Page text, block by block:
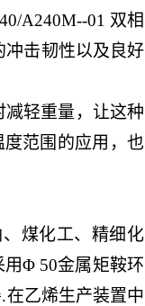
A240M--01 双相
冲击韧性以及良好
轻重量，让这种
度范围的应用，也
煤化工、精细化
Φ 50金属矩鞍环
在乙烯生产装置中